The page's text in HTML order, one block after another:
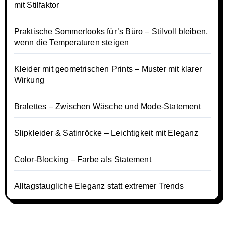
mit Stilfaktor
Praktische Sommerlooks für’s Büro – Stilvoll bleiben,
wenn die Temperaturen steigen
Kleider mit geometrischen Prints – Muster mit klarer
Wirkung
Bralettes – Zwischen Wäsche und Mode-Statement
Slipkleider & Satinröcke – Leichtigkeit mit Eleganz
Color-Blocking – Farbe als Statement
Alltagstaugliche Eleganz statt extremer Trends